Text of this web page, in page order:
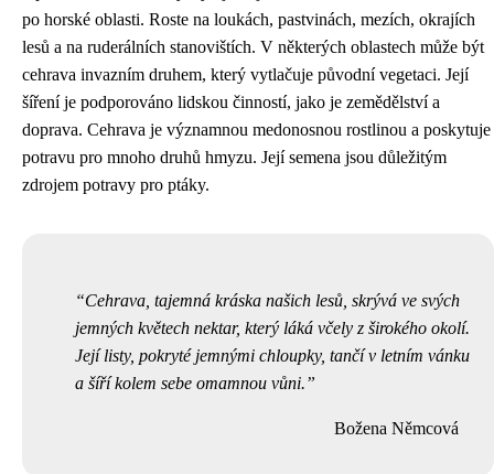
po horské oblasti. Roste na loukách, pastvinách, mezích, okrajích
lesů a na ruderálních stanovištích. V některých oblastech může být
cehrava invazním druhem, který vytlačuje původní vegetaci. Její
šíření je podporováno lidskou činností, jako je zemědělství a
doprava. Cehrava je významnou medonosnou rostlinou a poskytuje
potravu pro mnoho druhů hmyzu. Její semena jsou důležitým
zdrojem potravy pro ptáky.
Cehrava, tajemná kráska našich lesů, skrývá ve svých
jemných květech nektar, který láká včely z širokého okolí.
Její listy, pokryté jemnými chloupky, tančí v letním vánku
a šíří kolem sebe omamnou vůni.
Božena Němcová